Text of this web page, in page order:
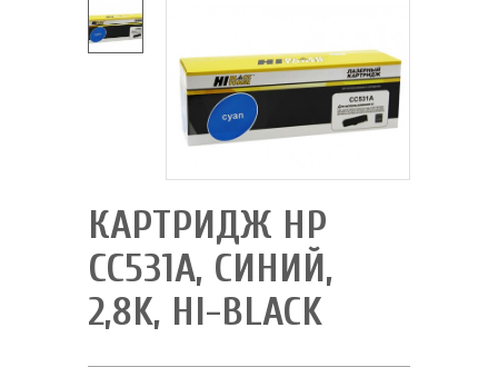
КАРТРИДЖ HP
CC531A, СИНИЙ,
2,8K, HI-BLACK